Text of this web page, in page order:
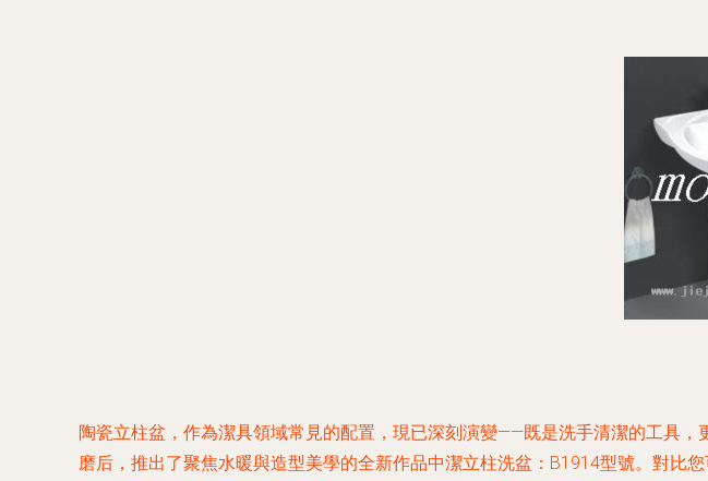
陶瓷立柱盆，作為潔具領域常見的配置，現已深刻演變——既是洗手清潔的工具
磨后，推出了聚焦水暖與造型美學的全新作品中潔立柱洗盆：B1914型號。對比